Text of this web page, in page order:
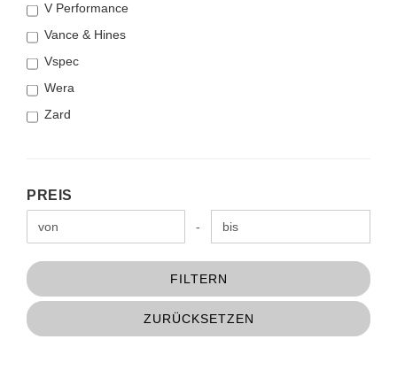
V Performance
Vance & Hines
Vspec
Wera
Zard
PREIS
PREIS
Preis bis -
FILTERN
ZURÜCKSETZEN